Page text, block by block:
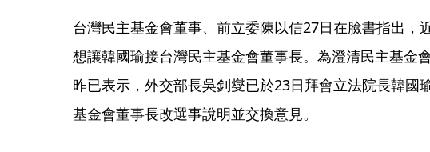
台灣民主基金會董事、前立委陳以信27日在臉書指出，
想讓韓國瑜接台灣民主基金會董事長。為澄清民主基金
昨已表示，外交部長吳釗燮已於23日拜會立法院長韓國
基金會董事長改選事說明並交換意見。